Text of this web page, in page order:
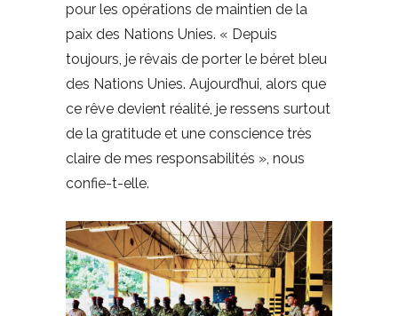
pour les opérations de maintien de la
paix des Nations Unies. « Depuis
toujours, je rêvais de porter le béret bleu
des Nations Unies. Aujourd’hui, alors que
ce rêve devient réalité, je ressens surtout
de la gratitude et une conscience très
claire de mes responsabilités », nous
confie-t-elle.